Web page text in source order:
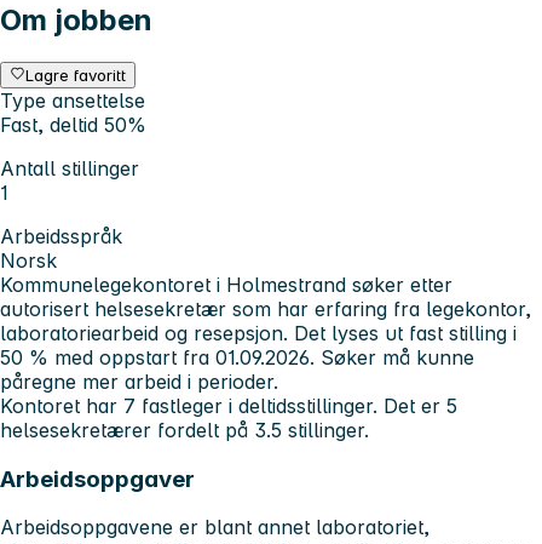
Om jobben
Lagre favoritt
Type ansettelse
Fast, deltid 50%
Antall stillinger
1
Arbeidsspråk
Norsk
Kommunelegekontoret i Holmestrand søker etter
autorisert helsesekretær som har erfaring fra legekontor,
laboratoriearbeid og resepsjon. Det lyses ut fast stilling i
50 % med oppstart fra 01.09.2026. Søker må kunne
påregne mer arbeid i perioder.
Kontoret har 7 fastleger i deltidsstillinger. Det er 5
helsesekretærer fordelt på 3.5 stillinger.
Arbeidsoppgaver
Arbeidsoppgavene er blant annet laboratoriet,